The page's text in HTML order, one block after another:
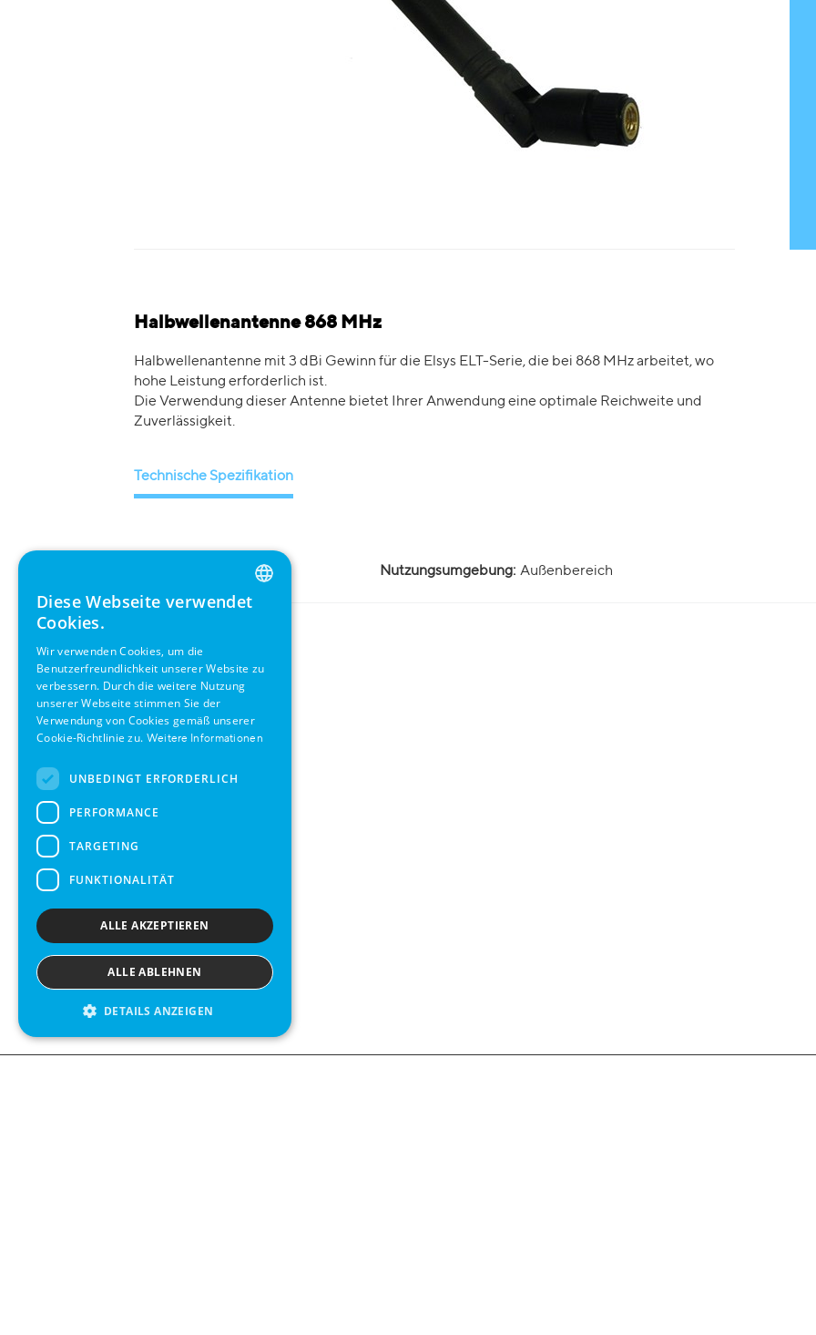
Halbwellenantenne 868 MHz
Halbwellenantenne mit 3 dBi Gewinn für die Elsys ELT-Serie, die bei 868 MHz arbeitet, wo
hohe Leistung erforderlich ist.
Die Verwendung dieser Antenne bietet Ihrer Anwendung eine optimale Reichweite und
Zuverlässigkeit.
Technische Spezifikation
Umweltspezifikationen Nutzungsumgebung: Außenbereich
ENGLISH
SWEDISH
Diese Webseite verwendet
Cookies.
Wir verwenden Cookies, um die
Benutzerfreundlichkeit unserer Website zu
verbessern. Durch die weitere Nutzung
unserer Webseite stimmen Sie der
Verwendung von Cookies gemäß unserer
Cookie-Richtlinie zu. Weitere Informationen
UNBEDINGT ERFORDERLICH
PERFORMANCE
TARGETING
FUNKTIONALITÄT
ALLE AKZEPTIEREN
ALLE ABLEHNEN
DETAILS ANZEIGEN